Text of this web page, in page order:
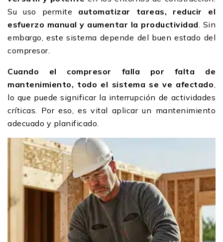
Su uso permite automatizar tareas, reducir el
esfuerzo manual y aumentar la productividad. Sin
embargo, este sistema depende del buen estado del
compresor.
Cuando el compresor falla por falta de
mantenimiento, todo el sistema se ve afectado,
lo que puede significar la interrupción de actividades
críticas. Por eso, es vital aplicar un mantenimiento
adecuado y planificado.